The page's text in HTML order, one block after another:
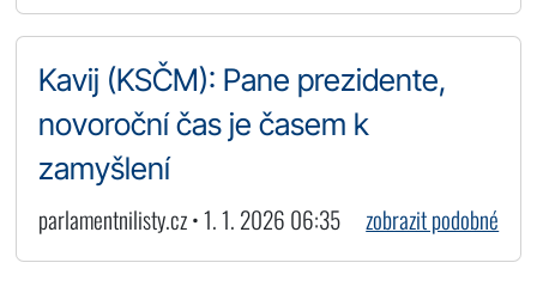
Kavij (KSČM): Pane prezidente,
novoroční čas je časem k
zamyšlení
parlamentnilisty.cz • 1. 1. 2026 06:35 zobrazit podobné